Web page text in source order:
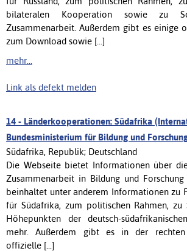
bilateralen Kooperation sowie zu
Zusammenarbeit. Außerdem gibt es einige
zum Download sowie [...]
mehr...
Link als defekt melden
14 - Länderkooperationen: Südafrika
Bundesministerium für Bildung und
Südafrika, Republik; Deutschland
Die Webseite bietet Informationen über
Zusammenarbeit in Bildung und
beinhaltet unter anderem Informationen zu
für Südafrika, zum politischen Rahmen, zu
Höhepunkten der deutsch-
mehr. Außerdem gibt es in der rechten
offizielle [...]